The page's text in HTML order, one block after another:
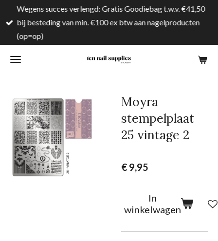
direct
naar
hoofdinhoud
Wegens succes verlengd: Gratis Goodiebag t.w.v. €41,50
bij besteding van min. €100 ex btw aan nagelproducten
(op=op)
Moyra
stempelplaat
25 vintage 2
€ 9,95
In
winkelwagen